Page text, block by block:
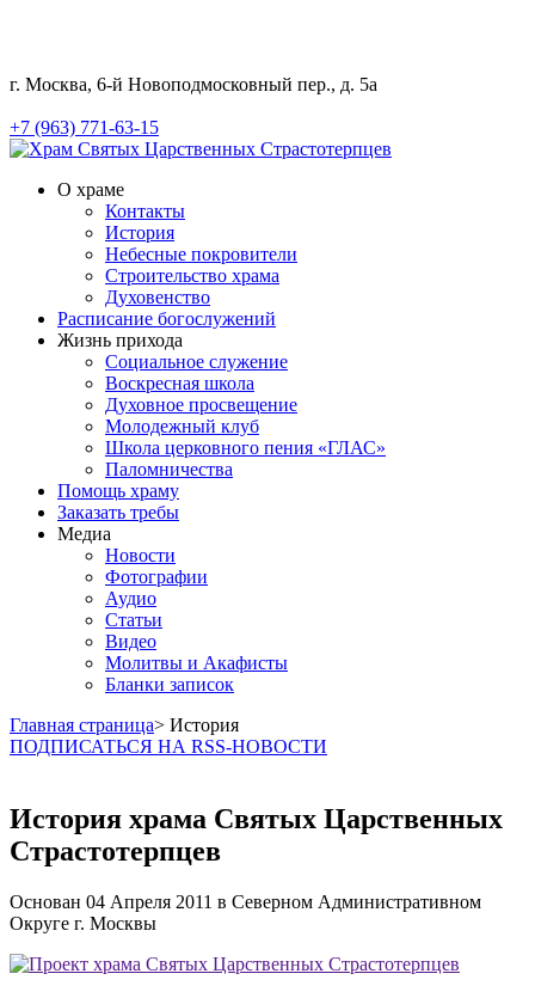
г. Москва, 6-й Новоподмосковный пер., д. 5а
+7 (963) 771-63-15
О храме
Контакты
История
Небесные покровители
Строительство храма
Духовенство
Расписание богослужений
Жизнь прихода
Социальное служение
Воскресная школа
Духовное просвещение
Молодежный клуб
Школа церковного пения «ГЛАС»
Паломничества
Помощь храму
Заказать требы
Медиа
Новости
Фотографии
Аудио
Статьи
Видео
Молитвы и Акафисты
Бланки записок
Главная страница> История
ПОДПИСАТЬСЯ НА RSS-НОВОСТИ
История храма Святых Царственных
Страстотерпцев
Основан 04 Апреля 2011 в Северном Административном
Округе г. Москвы